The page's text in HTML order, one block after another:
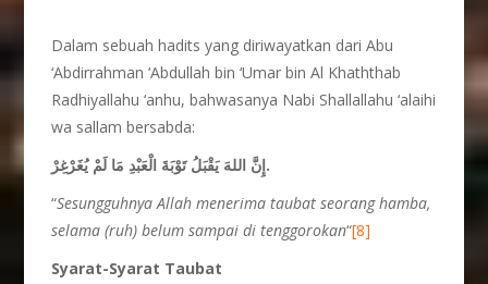
Dalam sebuah hadits yang diriwayatkan dari Abu
‘Abdirrahman ‘Abdullah bin ‘Umar bin Al Khaththab
Radhiyallahu ‘anhu, bahwasanya Nabi Shallallahu ‘alaihi
wa sallam bersabda:
إِنَّ اللهَ يَقْبَلُ تَوْبَةَ الْعَبْدِ مَا لَمْ يُغَرْغِرْ.
“Sesungguhnya Allah menerima taubat seorang hamba,
selama (ruh) belum sampai di tenggorokan“[8]
Syarat-Syarat Taubat